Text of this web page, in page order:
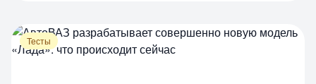
Тесты